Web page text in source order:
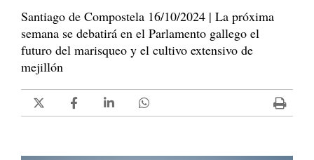
Santiago de Compostela 16/10/2024 | La próxima
semana se debatirá en el Parlamento gallego el
futuro del marisqueo y el cultivo extensivo de
mejillón